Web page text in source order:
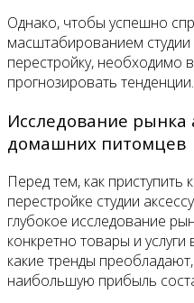
Однако, чтобы успешно
масштабированием студии
перестройку, необходимо
прогнозировать тенденции.
Исследование рынка
домашних питомцев
Перед тем, как
перестройке студии
глубокое исследование
конкретно товары и
какие тренды
наибольшую прибыль